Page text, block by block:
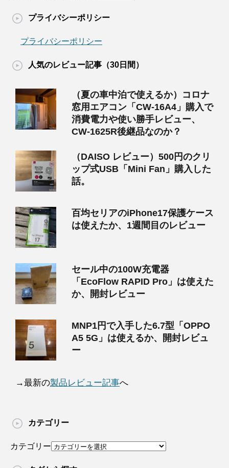
プライバシーポリシー
プライバシーポリシー
人気のレビュー記事（30日間）
（夏の車中泊で使えるか）コロナ
窓用エアコン「CW-16A4」購入で
消費電力や使い勝手レビュー、
CW-1625R後継品なのか？
（DAISO レビュー）500円のクリ
ップ式USB「Mini Fan」購入した
話。
百均セリアのiPhone17保護ケース
は使えたか、1週間目のレビュー
セール中の100W充電器
「EcoFlow RAPID Pro」は使えた
か、開封レビュー
MNP1円で入手した6.7型「OPPO
A5 5G」は使えるか、開封レビュ
ー
→最新の製品レビュー記事へ
カテゴリー
カテゴリー